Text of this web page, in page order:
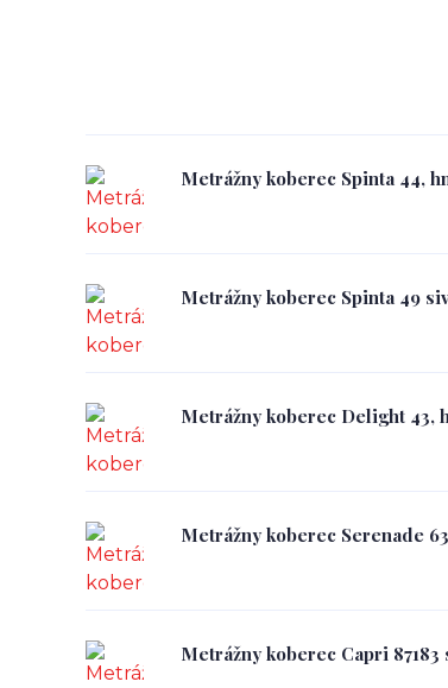
Metrážny koberec Spinta 44,
Metrážny koberec Spinta 49
Metrážny koberec Delight 43,
Metrážny koberec Serenade
Metrážny koberec Capri